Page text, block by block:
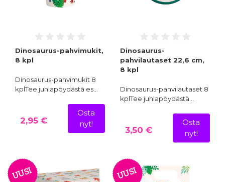
Dinosaurus-pahvimukit,
8 kpl
Dinosaurus-pahvimukit 8
kplTee juhlapöydästä es…
2,95 €
Osta
nyt!
Dinosaurus-
pahvilautaset 22,6 cm,
8 kpl
Dinosaurus-pahvilautaset 8
kplTee juhlapöydästä…
3,50 €
Osta
nyt!
UUSI UUSI